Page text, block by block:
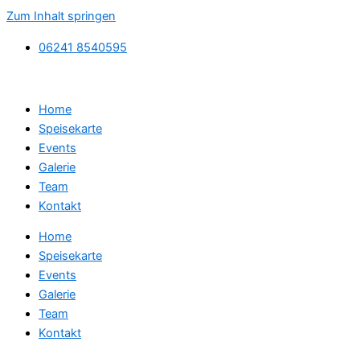
Zum Inhalt springen
06241 8540595
Home
Speisekarte
Events
Galerie
Team
Kontakt
Home
Speisekarte
Events
Galerie
Team
Kontakt